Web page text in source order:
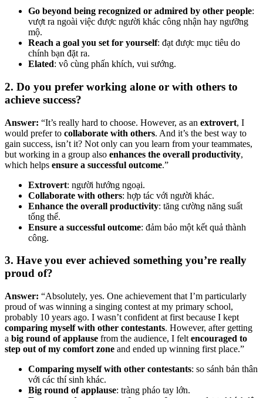
Go beyond being recognized or admired by other people:
vượt ra ngoài việc được người khác công nhận hay ngưỡng
mộ.
Reach a goal you set for yourself: đạt được mục tiêu do
chính bạn đặt ra.
Elated: vô cùng phấn khích, vui sướng.
2. Do you prefer working alone or with others to
achieve success?
Answer: “It’s really hard to choose. However, as an extrovert, I
would prefer to collaborate with others. And it’s the best way to
gain success, isn’t it? Not only can you learn from your teammates,
but working in a group also enhances the overall productivity,
which helps ensure a successful outcome.”
Extrovert: người hướng ngoại.
Collaborate with others: hợp tác với người khác.
Enhance the overall productivity: tăng cường năng suất
tổng thể.
Ensure a successful outcome: đảm bảo một kết quả thành
công.
3. Have you ever achieved something you’re really
proud of?
Answer: “Absolutely, yes. One achievement that I’m particularly
proud of was winning a singing contest at my primary school,
probably 10 years ago. I wasn’t confident at first because I kept
comparing myself with other contestants. However, after getting
a big round of applause from the audience, I felt encouraged to
step out of my comfort zone and ended up winning first place.”
Comparing myself with other contestants: so sánh bản thân
với các thí sinh khác.
Big round of applause: tràng pháo tay lớn.